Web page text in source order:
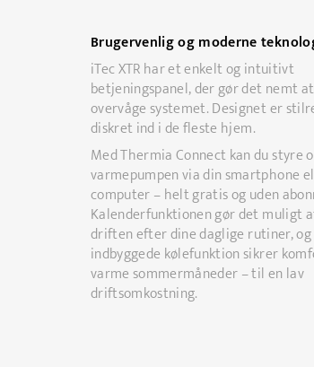
Brugervenlig og moderne
iTec XTR har et enkelt og intuitivt
betjeningspanel, der gør det nemt
overvåge systemet. Designet er
diskret ind i de fleste hjem.
Med Thermia Connect kan du styre
varmepumpen via din smartphone
computer – helt gratis og uden
Kalenderfunktionen gør det muligt
driften efter dine daglige rutiner, og
indbyggede kølefunktion sikrer
varme sommermåneder – til en lav
driftsomkostning.